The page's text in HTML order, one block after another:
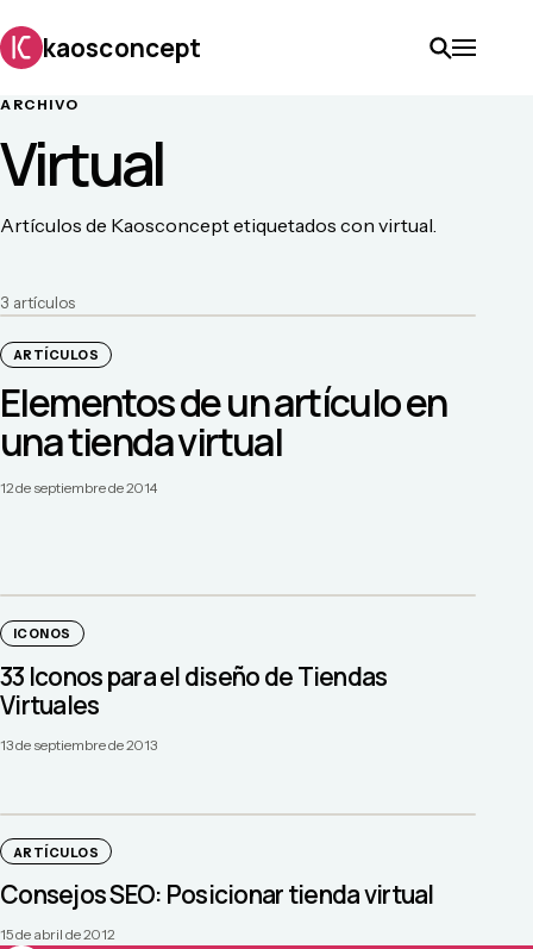
kaosconcept
ARCHIVO
Virtual
Artículos de Kaosconcept etiquetados con virtual.
3 artículos
ARTÍCULOS
Elementos de un artículo en
una tienda virtual
12 de septiembre de 2014
ICONOS
33 Iconos para el diseño de Tiendas
Virtuales
13 de septiembre de 2013
ARTÍCULOS
Consejos SEO: Posicionar tienda virtual
15 de abril de 2012